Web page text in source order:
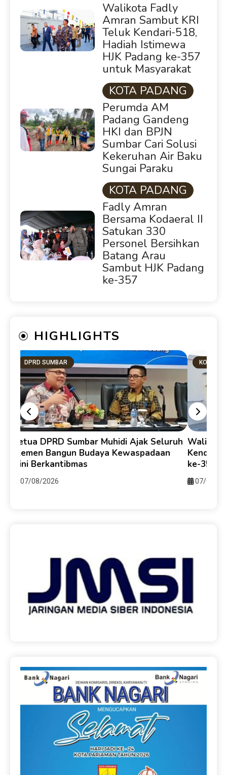
Walikota Fadly
Amran Sambut KRI
Teluk Kendari-518,
Hadiah Istimewa
HJK Padang ke-357
untuk Masyarakat
KOTA PADANG
Perumda AM
Padang Gandeng
HKI dan BPJN
Sumbar Cari Solusi
Kekeruhan Air Baku
Sungai Paraku
KOTA PADANG
Fadly Amran
Bersama Kodaeral II
Satukan 330
Personel Bersihkan
Batang Arau
Sambut HJK Padang
ke-357
HIGHLIGHTS
DPRD SUMBAR
Ketua DPRD Sumbar Muhidi Ajak Seluruh
Elemen Bangun Budaya Kewaspadaan
Dini Berkantibmas
07/08/2026
KOTA
Walikota
Kendari-
ke-357
07/08/